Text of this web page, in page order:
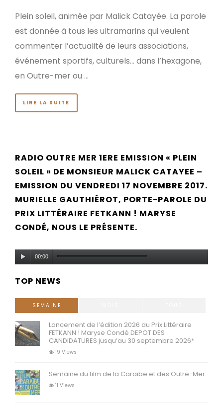
Plein soleil, animée par Malick Catayée. La parole
est donnée à tous les ultramarins qui veulent
commenter l’actualité de leurs associations,
événement sportifs, culturels… dans l’hexagone,
en Outre-mer ou …
LIRE LA SUITE
RADIO OUTRE MER 1ERE EMISSION « PLEIN
SOLEIL » DE MONSIEUR MALICK CATAYEE –
EMISSION DU VENDREDI 17 NOVEMBRE 2017.
MURIELLE GAUTHIÉROT, PORTE-PAROLE DU
PRIX LITTÉRAIRE FETKANN ! MARYSE
CONDÉ, NOUS LE PRÉSENTE.
Lecteur00:00
TOP NEWS
SEMAINE
Lancement de l’édition 2026 du Prix Littéraire
FETKANN ! Maryse Condé DEPOT DES
CANDIDATURES jusqu’au 30 septembre 2026*
19 Views
Semaine du film de la Caraibe et des Outre-Mer
11 Views